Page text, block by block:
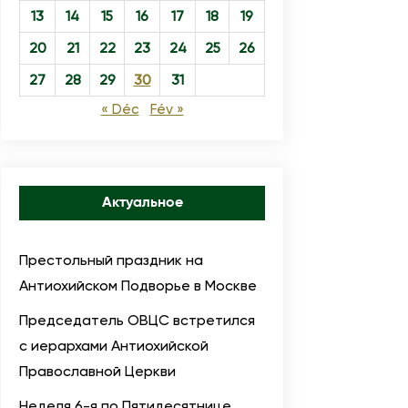
13
14 15 16 17 18
19
20
21 22 23 24 25
26
27
28 29 30
31
« Déc
Fév »
Актуальное
Престольный праздник на
Антиохийском Подворье в Москве
Председатель ОВЦС встретился
с иерархами Антиохийской
Православной Церкви